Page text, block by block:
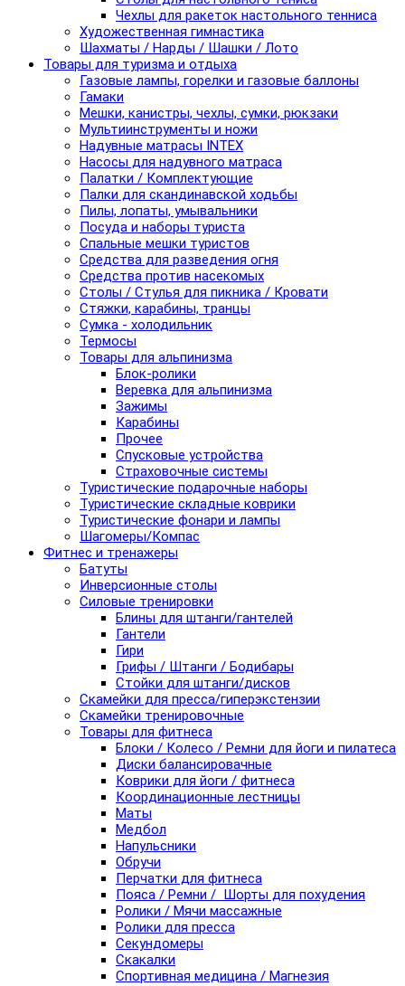
Чехлы для ракеток настольного тенниса
Художественная гимнастика
Шахматы / Нарды / Шашки / Лото
Товары для туризма и отдыха
Газовые лампы, горелки и газовые баллоны
Гамаки
Мешки, канистры, чехлы, сумки, рюкзаки
Мультиинструменты и ножи
Надувные матрасы INTEX
Насосы для надувного матраса
Палатки / Комплектующие
Палки для скандинавской ходьбы
Пилы, лопаты, умывальники
Посуда и наборы туриста
Спальные мешки туристов
Средства для разведения огня
Средства против насекомых
Столы / Стулья для пикника / Кровати
Стяжки, карабины, транцы
Сумка - холодильник
Термосы
Товары для альпинизма
Блок-ролики
Веревка для альпинизма
Зажимы
Карабины
Прочее
Спусковые устройства
Страховочные системы
Туристические подарочные наборы
Туристические складные коврики
Туристические фонари и лампы
Шагомеры/Компас
Фитнес и тренажеры
Батуты
Инверсионные столы
Силовые тренировки
Блины для штанги/гантелей
Гантели
Гири
Грифы / Штанги / Бодибары
Стойки для штанги/дисков
Скамейки для пресса/гиперэкстензии
Скамейки тренировочные
Товары для фитнеса
Блоки / Колесо / Ремни для йоги и пилатеса
Диски балансировачные
Коврики для йоги / фитнеса
Координационные лестницы
Маты
Медбол
Напульсники
Обручи
Перчатки для фитнеса
Пояса / Ремни / Шорты для похудения
Ролики / Мячи массажные
Ролики для пресса
Секундомеры
Скакалки
Спортивная медицина / Магнезия